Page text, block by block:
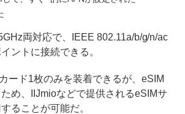
両対応で、IEEE 802.11a/b/g/n/ac
ントに接続できる。
ード1枚のみを装着できるが、eSIM
め、IIJmioなどで提供されるeSIMサ
ることが可能だ。